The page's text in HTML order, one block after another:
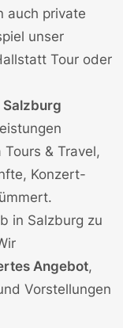
auch private
unser
Tour oder
Salzburg
& Travel,
, Konzert-
in Salzburg zu
Angebot,
Vorstellungen